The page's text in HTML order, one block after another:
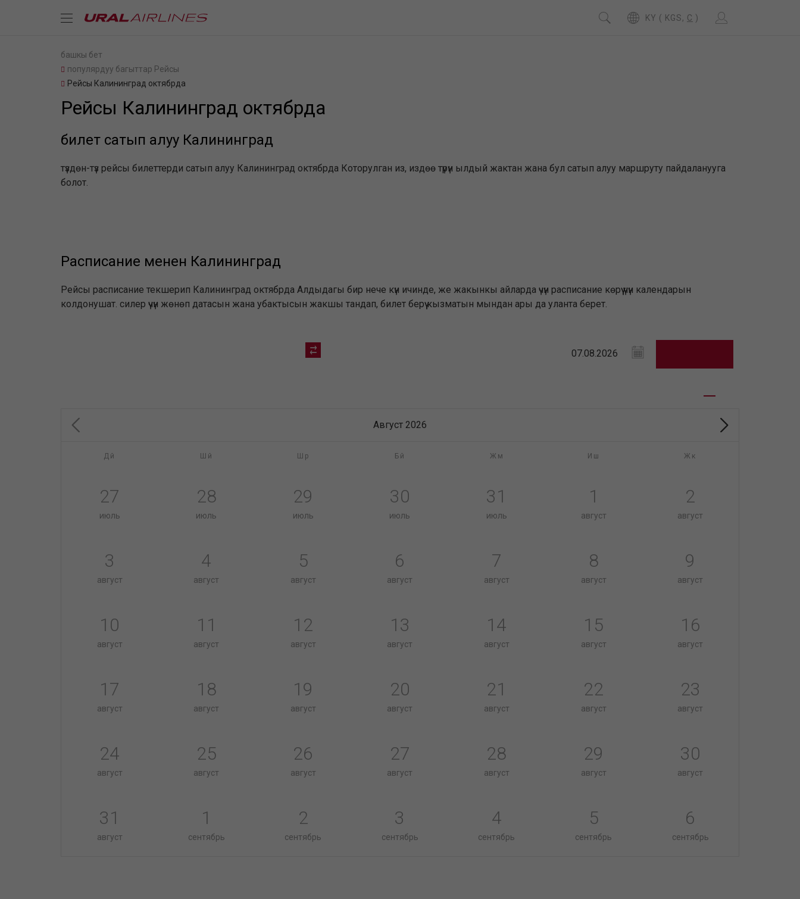
KY ( KGS, C )
башкы бет
популярдуу багыттар Рейсы
Рейсы Калининград октябрда
Рейсы Калининград октябрда
билет сатып алуу Калининград
түздөн-түз рейсы билеттерди сатып алуу Калининград октябрда Которулган из, издөө түрүн ылдый жактан жана бул сатып алуу маршруту пайдаланууга
болот.
Расписание менен Калининград
Рейсы расписание текшерип Калининград октябрда Алдыдагы бир нече күн ичинде, же жакынкы айларда үчүн расписание көрүү үчүн календарын
колдонушат. силер үчүн жөнөп датасын жана убактысын жакшы тандап, билет берүү кызматын мындан ары да уланта берет.
Август 2026
Дй Шй Шр Бй Жм Иш Жк
27
июль
28
июль
29
июль
30
июль
31
июль
1
август
2
август
3
август
4
август
5
август
6
август
7
август
8
август
9
август
10
август
11
август
12
август
13
август
14
август
15
август
16
август
17
август
18
август
19
август
20
август
21
август
22
август
23
август
24
август
25
август
26
август
27
август
28
август
29
август
30
август
31
август
1
сентябрь
2
сентябрь
3
сентябрь
4
сентябрь
5
сентябрь
6
сентябрь